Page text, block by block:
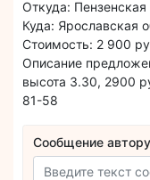
Откуда: Пензенская
Куда: Ярославская
Стоимость: 2 900
Описание
высота 3.30, 2900
81-58
Сообщение